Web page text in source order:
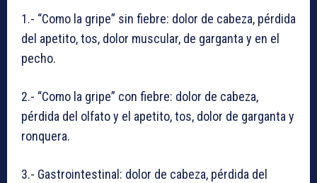
1.- “Como la gripe” sin fiebre: dolor de cabeza, pérdida
del apetito, tos, dolor muscular, de garganta y en el
pecho.
2.- “Como la gripe” con fiebre: dolor de cabeza,
pérdida del olfato y el apetito, tos, dolor de garganta y
ronquera.
3.- Gastrointestinal: dolor de cabeza, pérdida del